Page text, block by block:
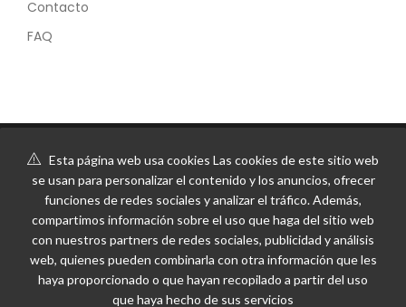
Contacto
FAQ
Esta página web usa cookies Las cookies de este sitio web
se usan para personalizar el contenido y los anuncios, ofrecer
funciones de redes sociales y analizar el tráfico. Además,
compartimos información sobre el uso que haga del sitio web
con nuestros partners de redes sociales, publicidad y análisis
web, quienes pueden combinarla con otra información que les
haya proporcionado o que hayan recopilado a partir del uso
que haya hecho de sus servicios